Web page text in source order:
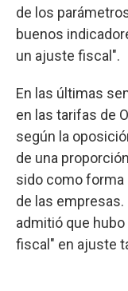
de los
buenos
un ajuste fiscal".
En las últimas
en las tarifas de
según la
de una
sido como forma
de las
admitió que
fiscal" en ajuste